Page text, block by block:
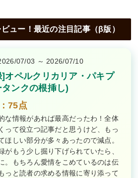
ュー！最近の注目記事（β版）
07/03 ～ 2026/07/10
オペルクリカリア・パキプ
タンクの根挿し)
75点
な情報があれば最高だったわ！全体
って役立つ記事だと思うけど、もっ
ほしい部分が多々あったので減点。
がもう少し掘り下げられていたら、
。もちろん愛情をこめているのは伝
っと読者の求める情報に寄り添って